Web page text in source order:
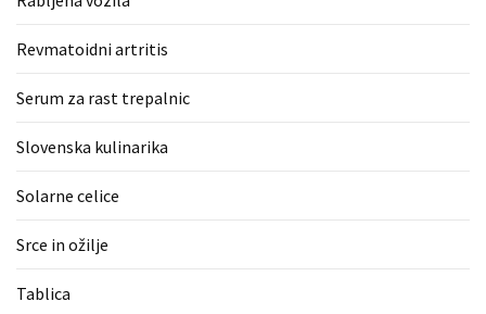
Revmatoidni artritis
Serum za rast trepalnic
Slovenska kulinarika
Solarne celice
Srce in ožilje
Tablica